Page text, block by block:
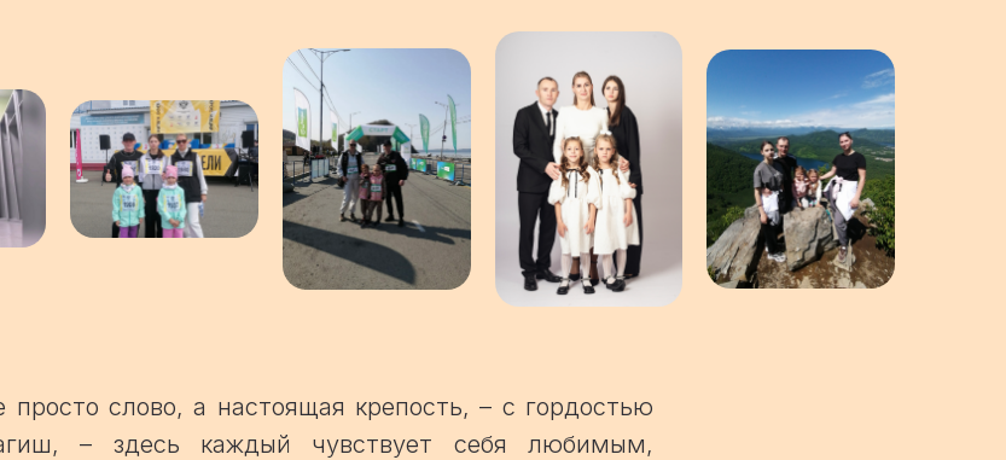
слово, а настоящая крепость, – с гордостью
– здесь каждый чувствует себя любимым,